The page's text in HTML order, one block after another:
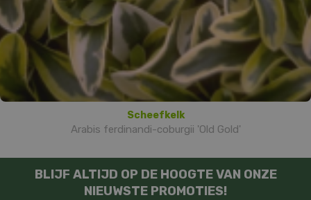
Scheefkelk
Arabis ferdinandi-coburgii 'Old Gold'
BLIJF ALTIJD OP DE HOOGTE VAN ONZE
NIEUWSTE PROMOTIES!